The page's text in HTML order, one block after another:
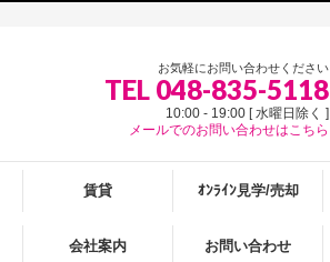
お気軽にお問い合わせください
TEL 048-835-5118
10:00 - 19:00 [ 水曜日除く ]
メールでのお問い合わせはこちら
賃貸 ｵﾝﾗｲﾝ見学/売却
会社案内 お問い合わせ